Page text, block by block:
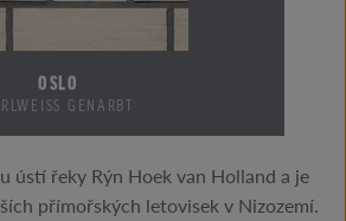
OSLO
GENARBT
ústí řeky Rýn Hoek van Holland a je
přímořských letovisek v Nizozemí.